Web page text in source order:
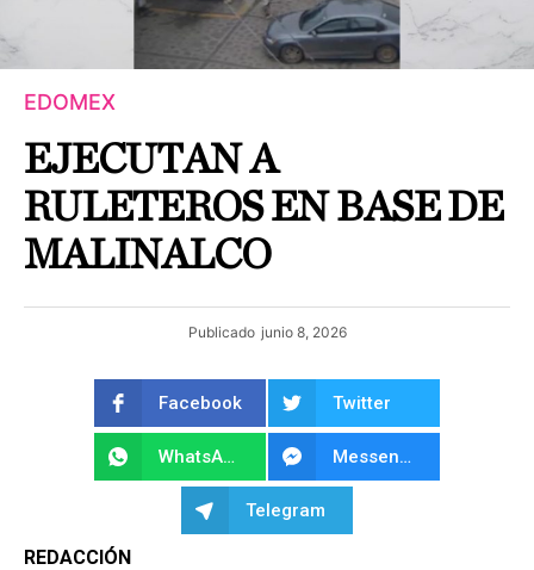
EDOMEX
EJECUTAN A
RULETEROS EN BASE DE
MALINALCO
Publicado junio 8, 2026
Facebook Twitter
WhatsApp Messenger
Telegram
REDACCIÓN